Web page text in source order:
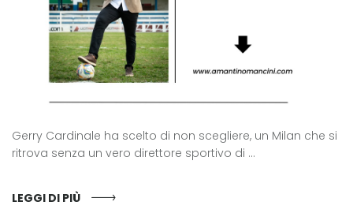
Gerry Cardinale ha scelto di non scegliere, un Milan che si
ritrova senza un vero direttore sportivo di ...
LEGGI DI PIÙ